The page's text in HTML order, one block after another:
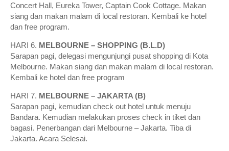
Concert Hall, Eureka Tower, Captain Cook Cottage. Makan
siang dan makan malam di local restoran. Kembali ke hotel
dan free program.
HARI 6. MELBOURNE – SHOPPING (B.L.D)
Sarapan pagi, delegasi mengunjungi pusat shopping di Kota
Melbourne. Makan siang dan makan malam di local restoran.
Kembali ke hotel dan free program
HARI 7. MELBOURNE – JAKARTA (B)
Sarapan pagi, kemudian check out hotel untuk menuju
Bandara. Kemudian melakukan proses check in tiket dan
bagasi. Penerbangan dari Melbourne – Jakarta. Tiba di
Jakarta. Acara Selesai.